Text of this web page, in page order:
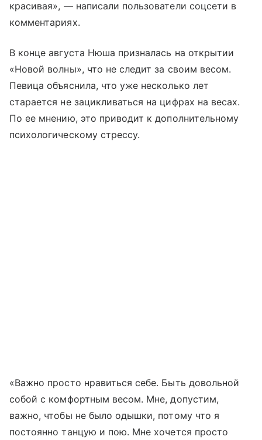
красивая», — написали пользователи соцсети в
комментариях.
В конце августа Нюша призналась на открытии
«Новой волны», что не следит за своим весом.
Певица объяснила, что уже несколько лет
старается не зацикливаться на цифрах на весах.
По ее мнению, это приводит к дополнительному
психологическому стрессу.
«Важно просто нравиться себе. Быть довольной
собой с комфортным весом. Мне, допустим,
важно, чтобы не было одышки, потому что я
постоянно танцую и пою. Мне хочется просто